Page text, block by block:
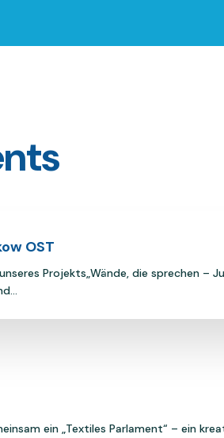
OST
Projekts„Wände, die sprechen –
ein „Textiles Parlament“ – ein